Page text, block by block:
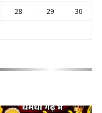
28 29
30